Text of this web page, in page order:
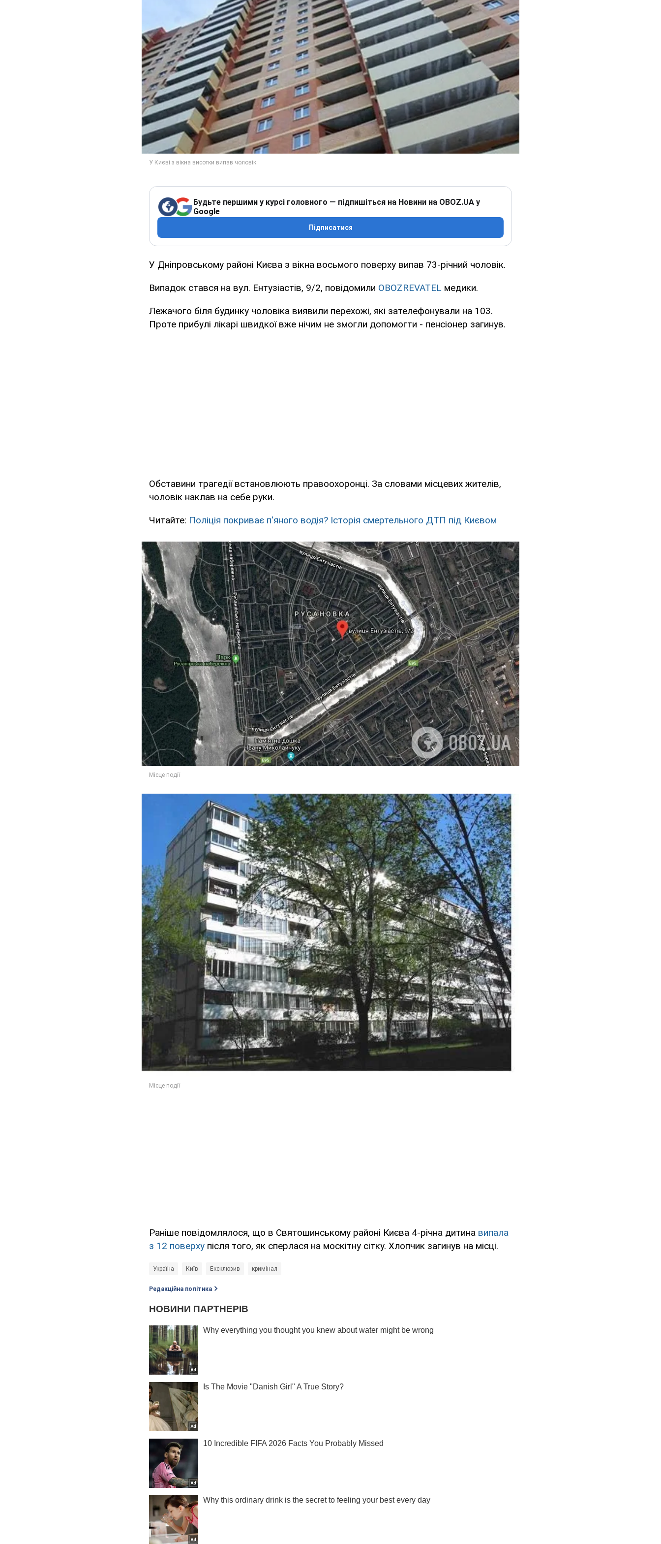
Будьте першими у курсі головного — підпишіться на Новини на OBOZ.UA у
Google
Підписатися
У Дніпровському районі Києва з вікна восьмого поверху випав 73-річний чоловік.
Випадок стався на вул. Ентузіастів, 9/2, повідомили OBOZREVATEL медики.
Лежачого біля будинку чоловіка виявили перехожі, які зателефонували на 103.
Проте прибулі лікарі швидкої вже нічим не змогли допомогти - пенсіонер загинув.
Обставини трагедії встановлюють правоохоронці. За словами місцевих жителів,
чоловік наклав на себе руки.
Читайте: Поліція покриває п'яного водія? Історія смертельного ДТП під Києвом
Раніше повідомлялося, що в Святошинському районі Києва 4-річна дитина випала
з 12 поверху після того, як сперлася на москітну сітку. Хлопчик загинув на місці.
Україна Київ Ексклюзив кримінал
Редакційна політика